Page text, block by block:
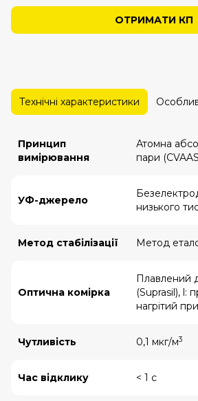
ОТРИМАТИ КП
Технічні характеристики
Принцип
вимірювання
Атомна
пари
УФ-джерело
низького
Метод стабілізації Метод
Оптична комірка
Плавлений
(Suprasil), l:
нагрітий
Чутливість 0,1 мкг/м3
Час відклику < 1 с